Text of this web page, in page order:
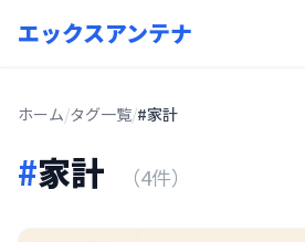
エックスアンテナ
ホーム/タグ一覧/#家計
#家計 （4件）